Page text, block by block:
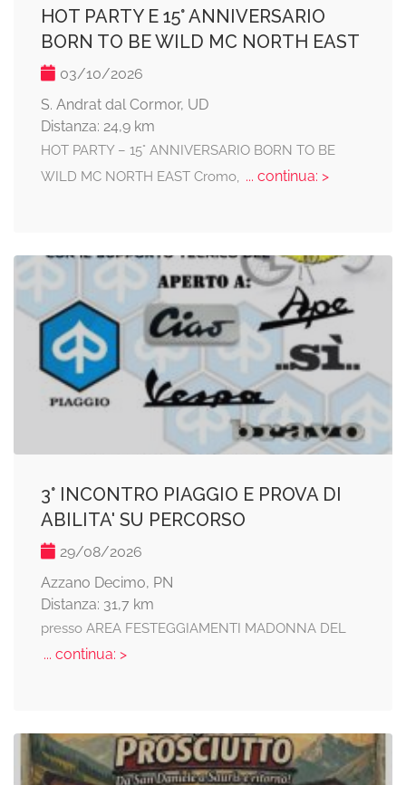
HOT PARTY E 15° ANNIVERSARIO
BORN TO BE WILD MC NORTH EAST
03/10/2026
S. Andrat dal Cormor, UD
Distanza: 24,9 km
HOT PARTY – 15° ANNIVERSARIO BORN TO BE
WILD MC NORTH EAST Cromo,
... continua: >
3° INCONTRO PIAGGIO E PROVA DI
ABILITA' SU PERCORSO
29/08/2026
Azzano Decimo, PN
Distanza: 31,7 km
presso AREA FESTEGGIAMENTI MADONNA DEL
... continua: >